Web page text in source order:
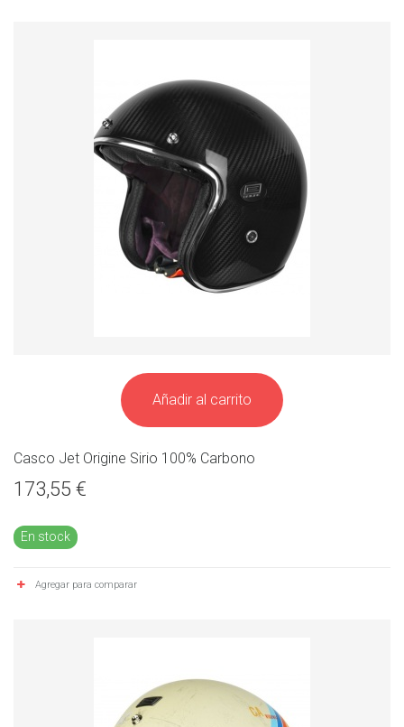
Añadir al carrito
Casco Jet Origine Sirio 100% Carbono
173,55 €
En stock
Agregar para comparar